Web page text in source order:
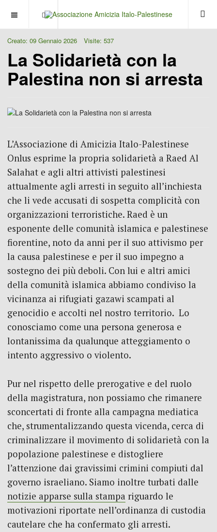
OFF CANVAS
Creato: 09 Gennaio 2026 Visite: 537
La Solidarietà con la
Palestina non si arresta
L’Associazione di Amicizia Italo-Palestinese
Onlus esprime la propria solidarietà a Raed Al
Salahat e agli altri attivisti palestinesi
attualmente agli arresti in seguito all’inchiesta
che li vede accusati di sospetta complicità con
organizzazioni terroristiche. Raed è un
esponente delle comunità islamica e palestinese
fiorentine, noto da anni per il suo attivismo per
la causa palestinese e per il suo impegno a
sostegno dei più deboli. Con lui e altri amici
della comunità islamica abbiamo condiviso la
vicinanza ai rifugiati gazawi scampati al
genocidio e accolti nel nostro territorio. Lo
conosciamo come una persona generosa e
lontanissima da qualunque atteggiamento o
intento aggressivo o violento.
Pur nel rispetto delle prerogative e del ruolo
della magistratura, non possiamo che rimanere
sconcertati di fronte alla campagna mediatica
che, strumentalizzando questa vicenda, cerca di
criminalizzare il movimento di solidarietà con la
popolazione palestinese e distogliere
l’attenzione dai gravissimi crimini compiuti dal
governo israeliano. Siamo inoltre turbati dalle
notizie apparse sulla stampa riguardo le
motivazioni riportate nell’ordinanza di custodia
cautelare che ha confermato gli arresti.